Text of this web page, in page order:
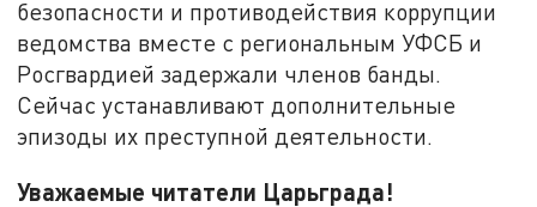
безопасности и противодействия коррупции
ведомства вместе с региональным УФСБ и
Росгвардией задержали членов банды.
Сейчас устанавливают дополнительные
эпизоды их преступной деятельности.
Уважаемые читатели Царьграда!